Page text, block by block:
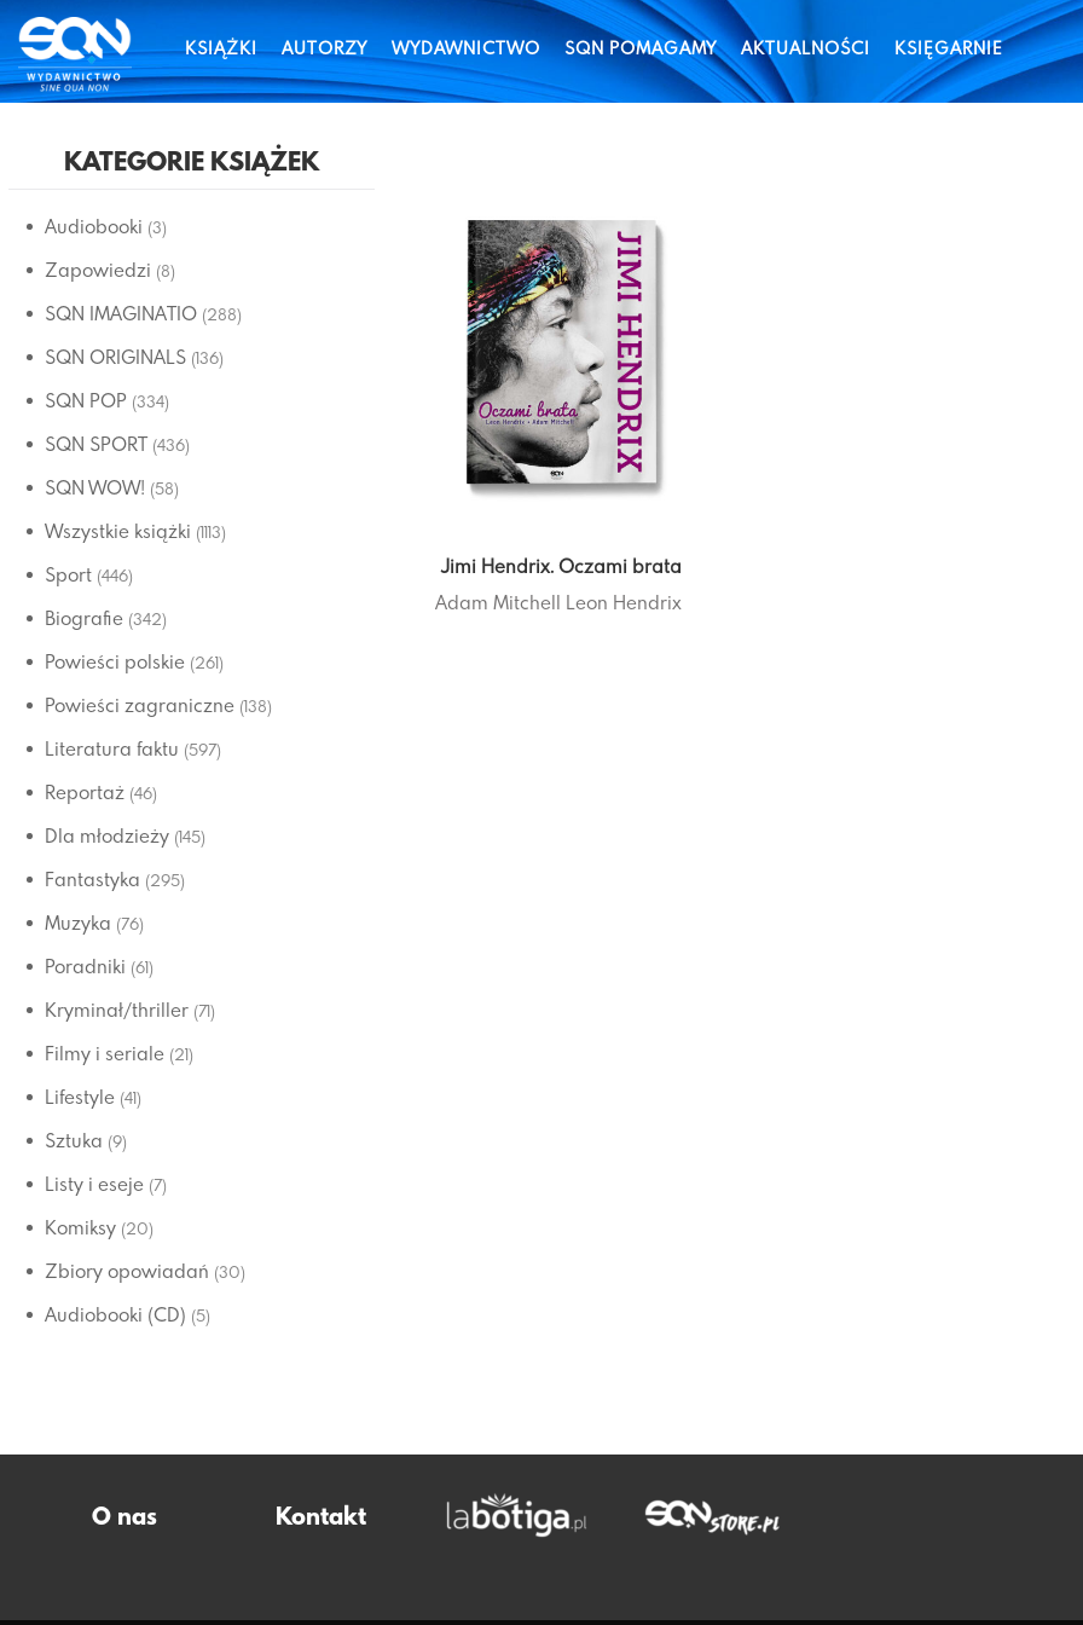
KSIĄŻKI AUTORZY WYDAWNICTWO SQN POMAGAMY AKTUALNOŚCI KSIĘGARNIE
KATEGORIE KSIĄŻEK
Audiobooki (3)
Zapowiedzi (8)
SQN IMAGINATIO (288)
SQN ORIGINALS (136)
SQN POP (334)
SQN SPORT (436)
SQN WOW! (58)
Wszystkie książki (1113)
Sport (446)
Biografie (342)
Powieści polskie (261)
Powieści zagraniczne (138)
Literatura faktu (597)
Reportaż (46)
Dla młodzieży (145)
Fantastyka (295)
Muzyka (76)
Poradniki (61)
Kryminał/thriller (71)
Filmy i seriale (21)
Lifestyle (41)
Sztuka (9)
Listy i eseje (7)
Komiksy (20)
Zbiory opowiadań (30)
Audiobooki (CD) (5)
Jimi Hendrix. Oczami brata
Adam Mitchell Leon Hendrix
O nas Kontakt